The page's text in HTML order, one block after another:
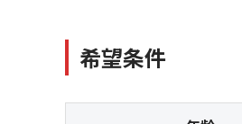
希望条件